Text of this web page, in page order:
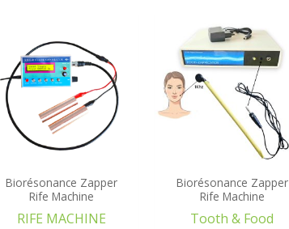
Biorésonance Zapper
Rife Machine
RIFE MACHINE
Biorésonance Zapper
Rife Machine
Tooth & Food